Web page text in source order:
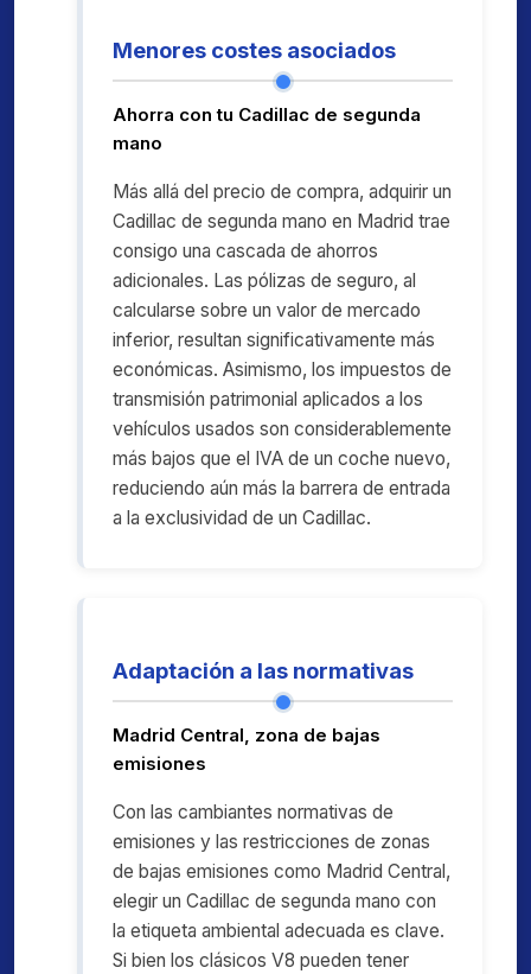
Menores costes asociados
Ahorra con tu Cadillac de segunda
mano
Más allá del precio de compra, adquirir un
Cadillac de segunda mano en Madrid trae
consigo una cascada de ahorros
adicionales. Las pólizas de seguro, al
calcularse sobre un valor de mercado
inferior, resultan significativamente más
económicas. Asimismo, los impuestos de
transmisión patrimonial aplicados a los
vehículos usados son considerablemente
más bajos que el IVA de un coche nuevo,
reduciendo aún más la barrera de entrada
a la exclusividad de un Cadillac.
Adaptación a las normativas
Madrid Central, zona de bajas
emisiones
Con las cambiantes normativas de
emisiones y las restricciones de zonas
de bajas emisiones como Madrid Central,
elegir un Cadillac de segunda mano con
la etiqueta ambiental adecuada es clave.
Si bien los clásicos V8 pueden tener